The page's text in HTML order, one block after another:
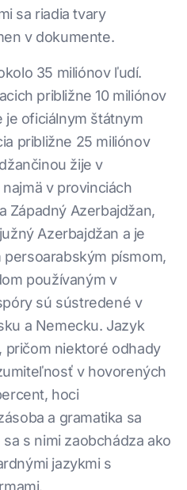
sa riadia tvary
v dokumente.
35 miliónov ľudí.
približne 10 miliónov
je oficiálnym štátnym
približne 25 miliónov
žije v
v provinciách
Západný Azerbajdžan,
Azerbajdžan a je
písmom,
používaným v
sú sústredené v
a Nemecku. Jazyk
pričom niektoré odhady
v hovorených
hoci
a gramatika sa
s nimi zaobchádza ako
jazykmi s